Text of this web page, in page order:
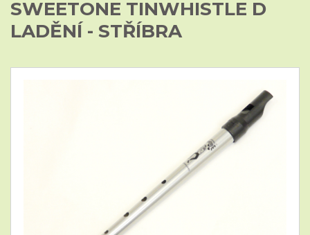
SWEETONE TINWHISTLE D
LADĚNÍ - STŘÍBRA